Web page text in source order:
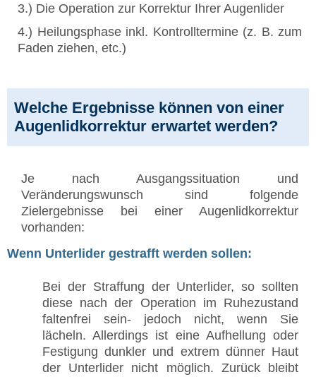
3.) Die Operation zur Korrektur Ihrer Augenlider
4.) Heilungsphase inkl. Kontrolltermine (z. B. zum
Faden ziehen, etc.)
Welche Ergebnisse können von einer
Augenlidkorrektur erwartet werden?
Je nach Ausgangssituation und
Veränderungswunsch sind folgende
Zielergebnisse bei einer Augenlidkorrektur
vorhanden:
Wenn Unterlider gestrafft werden sollen:
Bei der Straffung der Unterlider, so sollten
diese nach der Operation im Ruhezustand
faltenfrei sein- jedoch nicht, wenn Sie
lächeln. Allerdings ist eine Aufhellung oder
Festigung dunkler und extrem dünner Haut
der Unterlider nicht möglich. Zurück bleibt